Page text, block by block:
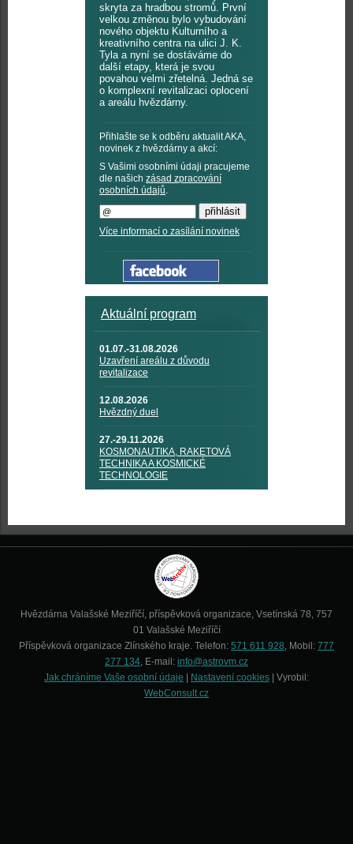
skryta za hradbou stromů. První
velkou změnou bylo vybudování
nového objektu Kulturního a
kreativního centra na ulici J. K.
Tyla a nyní se dostáváme do
další etapy, která je svou
povahou velmi zřetelná. Jedná se
o komplexní revitalizaci oplocení
a areálu hvězdárny.
Přihlašte se k odběru aktualit AKA,
novinek z hvězdárny a akcí:
S Vašimi osobními údaji pracujeme
dle našich zásad zpracování
osobních údajů.
Více informací o zasílání novinek
Aktuální program
01.07.-31.08.2026
Uzavření areálu z důvodu
revitalizace
12.08.2026
Hvězdný duel
27.-29.11.2026
KOSMONAUTIKA, RAKETOVÁ
TECHNIKA A KOSMICKÉ
TECHNOLOGIE
Hvězdárna Valašské Meziříčí, příspěvková organizace, Vsetínská 78, 757
01 Valašské Meziříčí
Příspěvková organizace Zlínského kraje. Telefon: 571 611 928, Mobil: 777
277 134, E-mail: info@astrovm.cz
Jak chráníme Vaše osobní údaje
Nastavení cookies | Vyrobil:
WebConsult.cz